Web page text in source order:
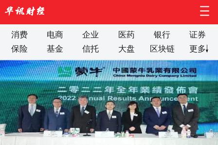
消费 电商 企业 医药 银行
证券
保险
基金 信托 大盘 区块链 更多